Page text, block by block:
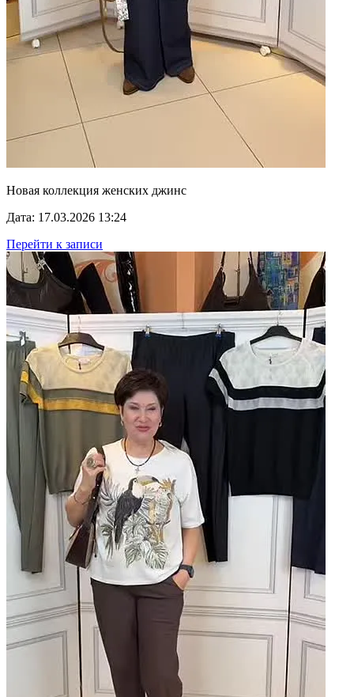
Новая коллекция женских джинс
Дата: 17.03.2026 13:24
Перейти к записи